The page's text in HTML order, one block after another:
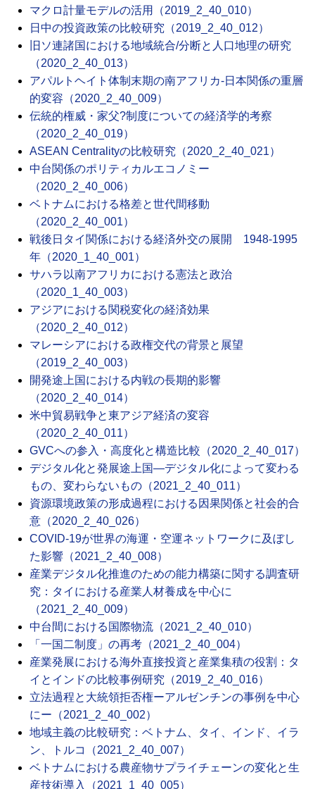
マクロ計量モデルの活用（2019_2_40_010）
日中の投資政策の比較研究（2019_2_40_012）
旧ソ連諸国における地域統合/分断と人口地理の研究
（2020_2_40_013）
アパルトヘイト体制末期の南アフリカ-日本関係の重層
的変容（2020_2_40_009）
伝統的権威・家父?制度についての経済学的考察
（2020_2_40_019）
ASEAN Centralityの比較研究（2020_2_40_021）
中台関係のポリティカルエコノミー
（2020_2_40_006）
ベトナムにおける格差と世代間移動
（2020_2_40_001）
戦後日タイ関係における経済外交の展開 1948-1995
年（2020_1_40_001）
サハラ以南アフリカにおける憲法と政治
（2020_1_40_003）
アジアにおける関税変化の経済効果
（2020_2_40_012）
マレーシアにおける政権交代の背景と展望
（2019_2_40_003）
開発途上国における内戦の長期的影響
（2020_2_40_014）
米中貿易戦争と東アジア経済の変容
（2020_2_40_011）
GVCへの参入・高度化と構造比較（2020_2_40_017）
デジタル化と発展途上国―デジタル化によって変わる
もの、変わらないもの（2021_2_40_011）
資源環境政策の形成過程における因果関係と社会的合
意（2020_2_40_026）
COVID-19が世界の海運・空運ネットワークに及ぼし
た影響（2021_2_40_008）
産業デジタル化推進のための能力構築に関する調査研
究：タイにおける産業人材養成を中心に
（2021_2_40_009）
中台間における国際物流（2021_2_40_010）
「一国二制度」の再考（2021_2_40_004）
産業発展における海外直接投資と産業集積の役割：タ
イとインドの比較事例研究（2019_2_40_016）
立法過程と大統領拒否権ーアルゼンチンの事例を中心
にー（2021_2_40_002）
地域主義の比較研究：ベトナム、タイ、インド、イラ
ン、トルコ（2021_2_40_007）
ベトナムにおける農産物サプライチェーンの変化と生
産技術導入（2021_1_40_005）